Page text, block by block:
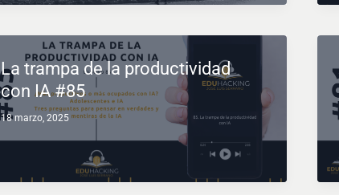
La trampa de la productividad
con IA #85
18 marzo, 2025